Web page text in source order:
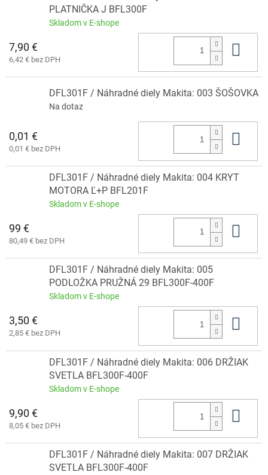
PLATNIČKA J BFL300F
Skladom v E-shope
7,90 €
6,42 € bez DPH
DFL301F / Náhradné diely Makita: 003 ŠOŠOVKA
Na dotaz
0,01 €
0,01 € bez DPH
DFL301F / Náhradné diely Makita: 004 KRYT
MOTORA Ľ+P BFL201F
Skladom v E-shope
99 €
80,49 € bez DPH
DFL301F / Náhradné diely Makita: 005
PODLOŽKA PRUŽNÁ 29 BFL300F-400F
Skladom v E-shope
3,50 €
2,85 € bez DPH
DFL301F / Náhradné diely Makita: 006 DRŽIAK
SVETLA BFL300F-400F
Skladom v E-shope
9,90 €
8,05 € bez DPH
DFL301F / Náhradné diely Makita: 007 DRŽIAK
SVETLA BFL300F-400F